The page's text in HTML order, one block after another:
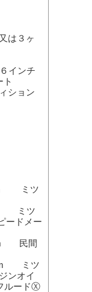
は３ヶ
インチ
ト
ション
ー
ミツ
ミツ
ードメー
民間
ミツ
ンオイ
ルードⓍ